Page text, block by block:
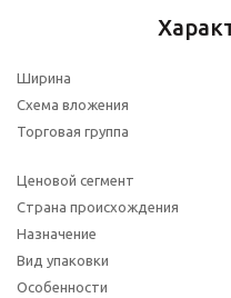
Ширина
Схема вложения
Торговая группа
Ценовой сегмент
Страна происхождения
Назначение
Вид упаковки
Особенности